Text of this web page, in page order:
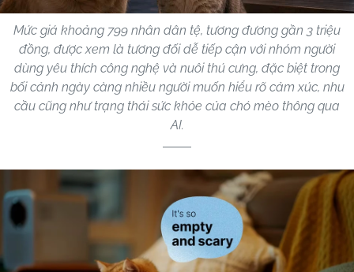
Mức giá khoảng 799 nhân dân tệ, tương đương gần 3 triệu
đồng, được xem là tương đối dễ tiếp cận với nhóm người
dùng yêu thích công nghệ và nuôi thú cưng, đặc biệt trong
bối cảnh ngày càng nhiều người muốn hiểu rõ cảm xúc, nhu
cầu cũng như trạng thái sức khỏe của chó mèo thông qua
AI.